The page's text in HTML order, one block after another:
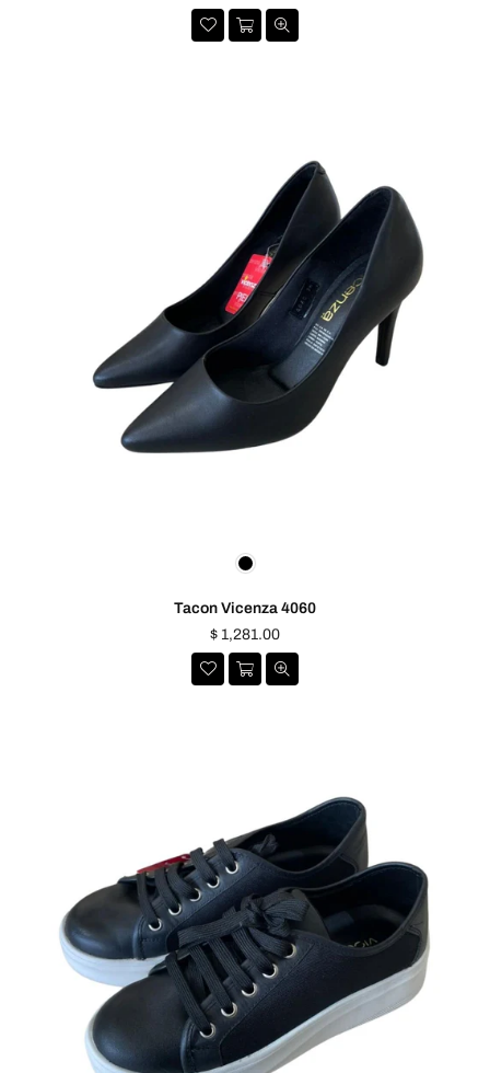
habitual
Tacon Vicenza 4060
Precio
habitual
$ 1,281.00